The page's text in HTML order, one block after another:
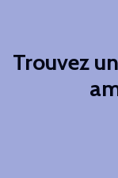
Trouvez